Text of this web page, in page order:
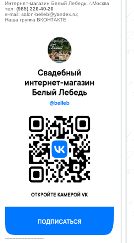
Интернет-магазин Белый Лебедь, г.Москва
тел: (985) 226-40-20
e-mail: salon-belleb@yandex.ru;
Наша группа ВКОНТАКТЕ
--------------------------